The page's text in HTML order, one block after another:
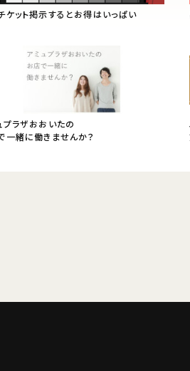
ケット掲示するとお得はいっぱい
プラザおおいたの
一緒に働きませんか？